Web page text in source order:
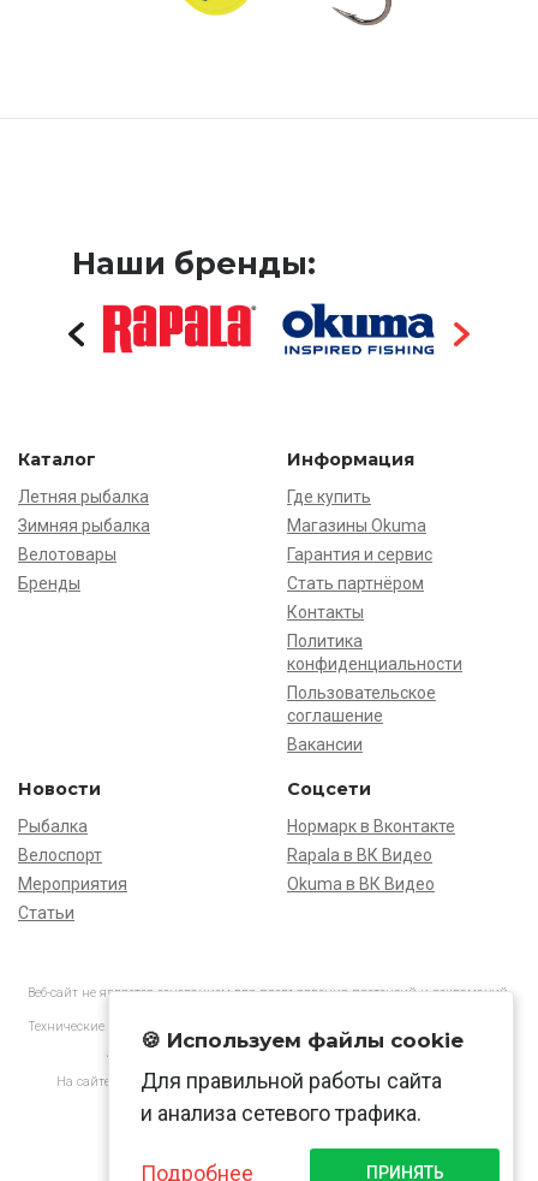
Наши бренды:
Каталог
Летняя рыбалка
Зимняя рыбалка
Велотовары
Бренды
Информация
Где купить
Магазины Okuma
Гарантия и сервис
Стать партнёром
Контакты
Политика
конфиденциальности
Пользовательское
соглашение
Вакансии
Новости
Рыбалка
Велоспорт
Мероприятия
Статьи
Соцсети
Нормарк в Вконтакте
Rapala в ВК Видео
Okuma в ВК Видео
Веб-сайт не является основанием для предъявления претензий и рекламаций,
Технические характеристики товаров могут отличаться от указанных на сайте.
АО «Нормарк» ИНН 7728172512 ОГРН 1037739603505
На сайте применяютсярекомендательные технологиив соответствии
🍪 Используем файлы cookie
Для правильной работы сайта
и анализа сетевого трафика.
Подробнее ПРИНЯТЬ